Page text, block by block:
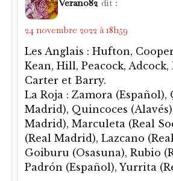
Verano82 dit :
24 novembre 2022 à 18h59
Les Anglais : Hufton,
Kean, Hill, Peacock,
Carter et Barry.
La Roja : Zamora (Español),
Madrid), Quincoces
Madrid), Marculeta (Real
(Real Madrid), Lazcano
Goiburu (Osasuna), Rubio
Padrón (Español), Yurrita